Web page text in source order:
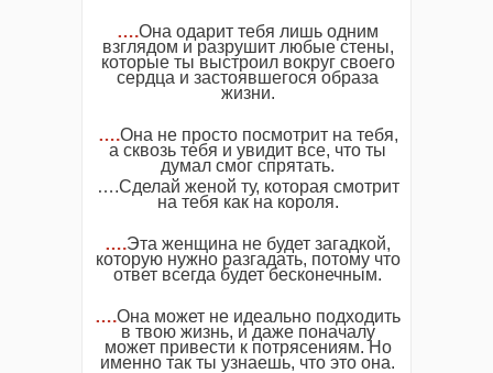
….Она одарит тебя лишь одним
взглядом и разрушит любые стены,
которые ты выстроил вокруг своего
сердца и застоявшегося образа
жизни.
….Она не просто посмотрит на тебя,
а сквозь тебя и увидит все, что ты
думал смог спрятать.
….Сделай женой ту, которая смотрит
на тебя как на короля.
….Эта женщина не будет загадкой,
которую нужно разгадать, потому что
ответ всегда будет бесконечным.
….Она может не идеально подходить
в твою жизнь, и даже поначалу
может привести к потрясениям. Но
именно так ты узнаешь, что это она.